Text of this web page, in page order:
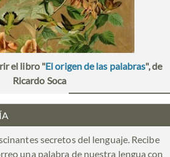
el libro "El origen de las palabras", de
Ricardo Soca
secretos del lenguaje. Recibe
una palabra de nuestra lengua con